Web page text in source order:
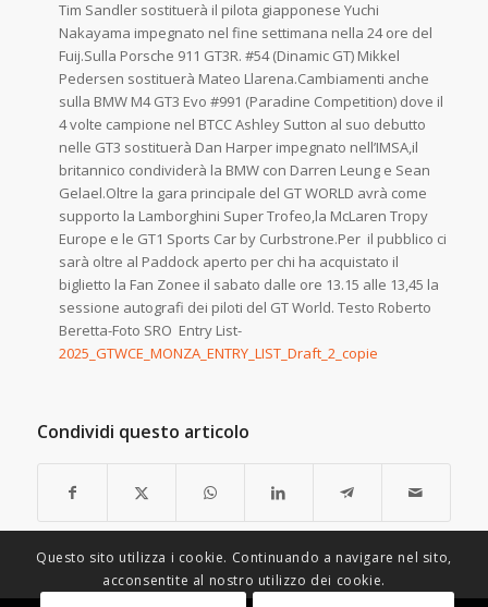
Tim Sandler sostituerà il pilota giapponese Yuchi
Nakayama impegnato nel fine settimana nella 24 ore del
Fuij.Sulla Porsche 911 GT3R. #54 (Dinamic GT) Mikkel
Pedersen sostituerà Mateo Llarena.Cambiamenti anche
sulla BMW M4 GT3 Evo #991 (Paradine Competition) dove il
4 volte campione nel BTCC Ashley Sutton al suo debutto
nelle GT3 sostituerà Dan Harper impegnato nell’IMSA,il
britannico condividerà la BMW con Darren Leung e Sean
Gelael.Oltre la gara principale del GT WORLD avrà come
supporto la Lamborghini Super Trofeo,la McLaren Tropy
Europe e le GT1 Sports Car by Curbstrone.Per il pubblico ci
sarà oltre al Paddock aperto per chi ha acquistato il
biglietto la Fan Zonee il sabato dalle ore 13.15 alle 13,45 la
sessione autografi dei piloti del GT World. Testo Roberto
Beretta-Foto SRO Entry List-
2025_GTWCE_MONZA_ENTRY_LIST_Draft_2_copie
Condividi questo articolo
Questo sito utilizza i cookie. Continuando a navigare nel sito,
acconsentite al nostro utilizzo dei cookie.